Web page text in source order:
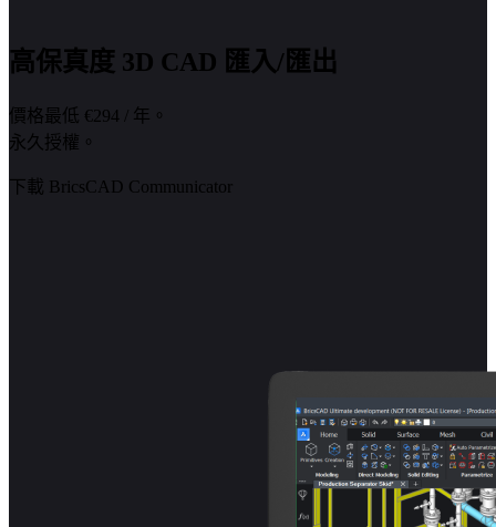
高保真度 3D CAD 匯入/匯出
價格最低 €294 / 年。
永久授權。
下載 BricsCAD Communicator